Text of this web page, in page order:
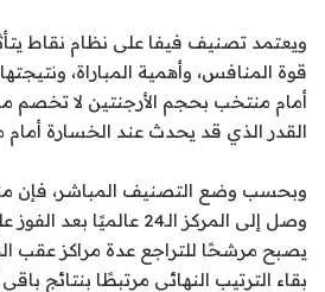
ويعتمد تصنيف فيفا على نظام نقاط
قوة المنافس، وأهمية المباراة،
أمام منتخب بحجم الأرجنتين لا
القدر الذي قد يحدث عند الخسارة
وبحسب وضع التصنيف المباشر، فإن
وصل إلى المركز الـ24
يصبح مرشحًا للتراجع عدة مراكز عقب
بقاء الترتيب النهائي مرتبطًا بنتائج